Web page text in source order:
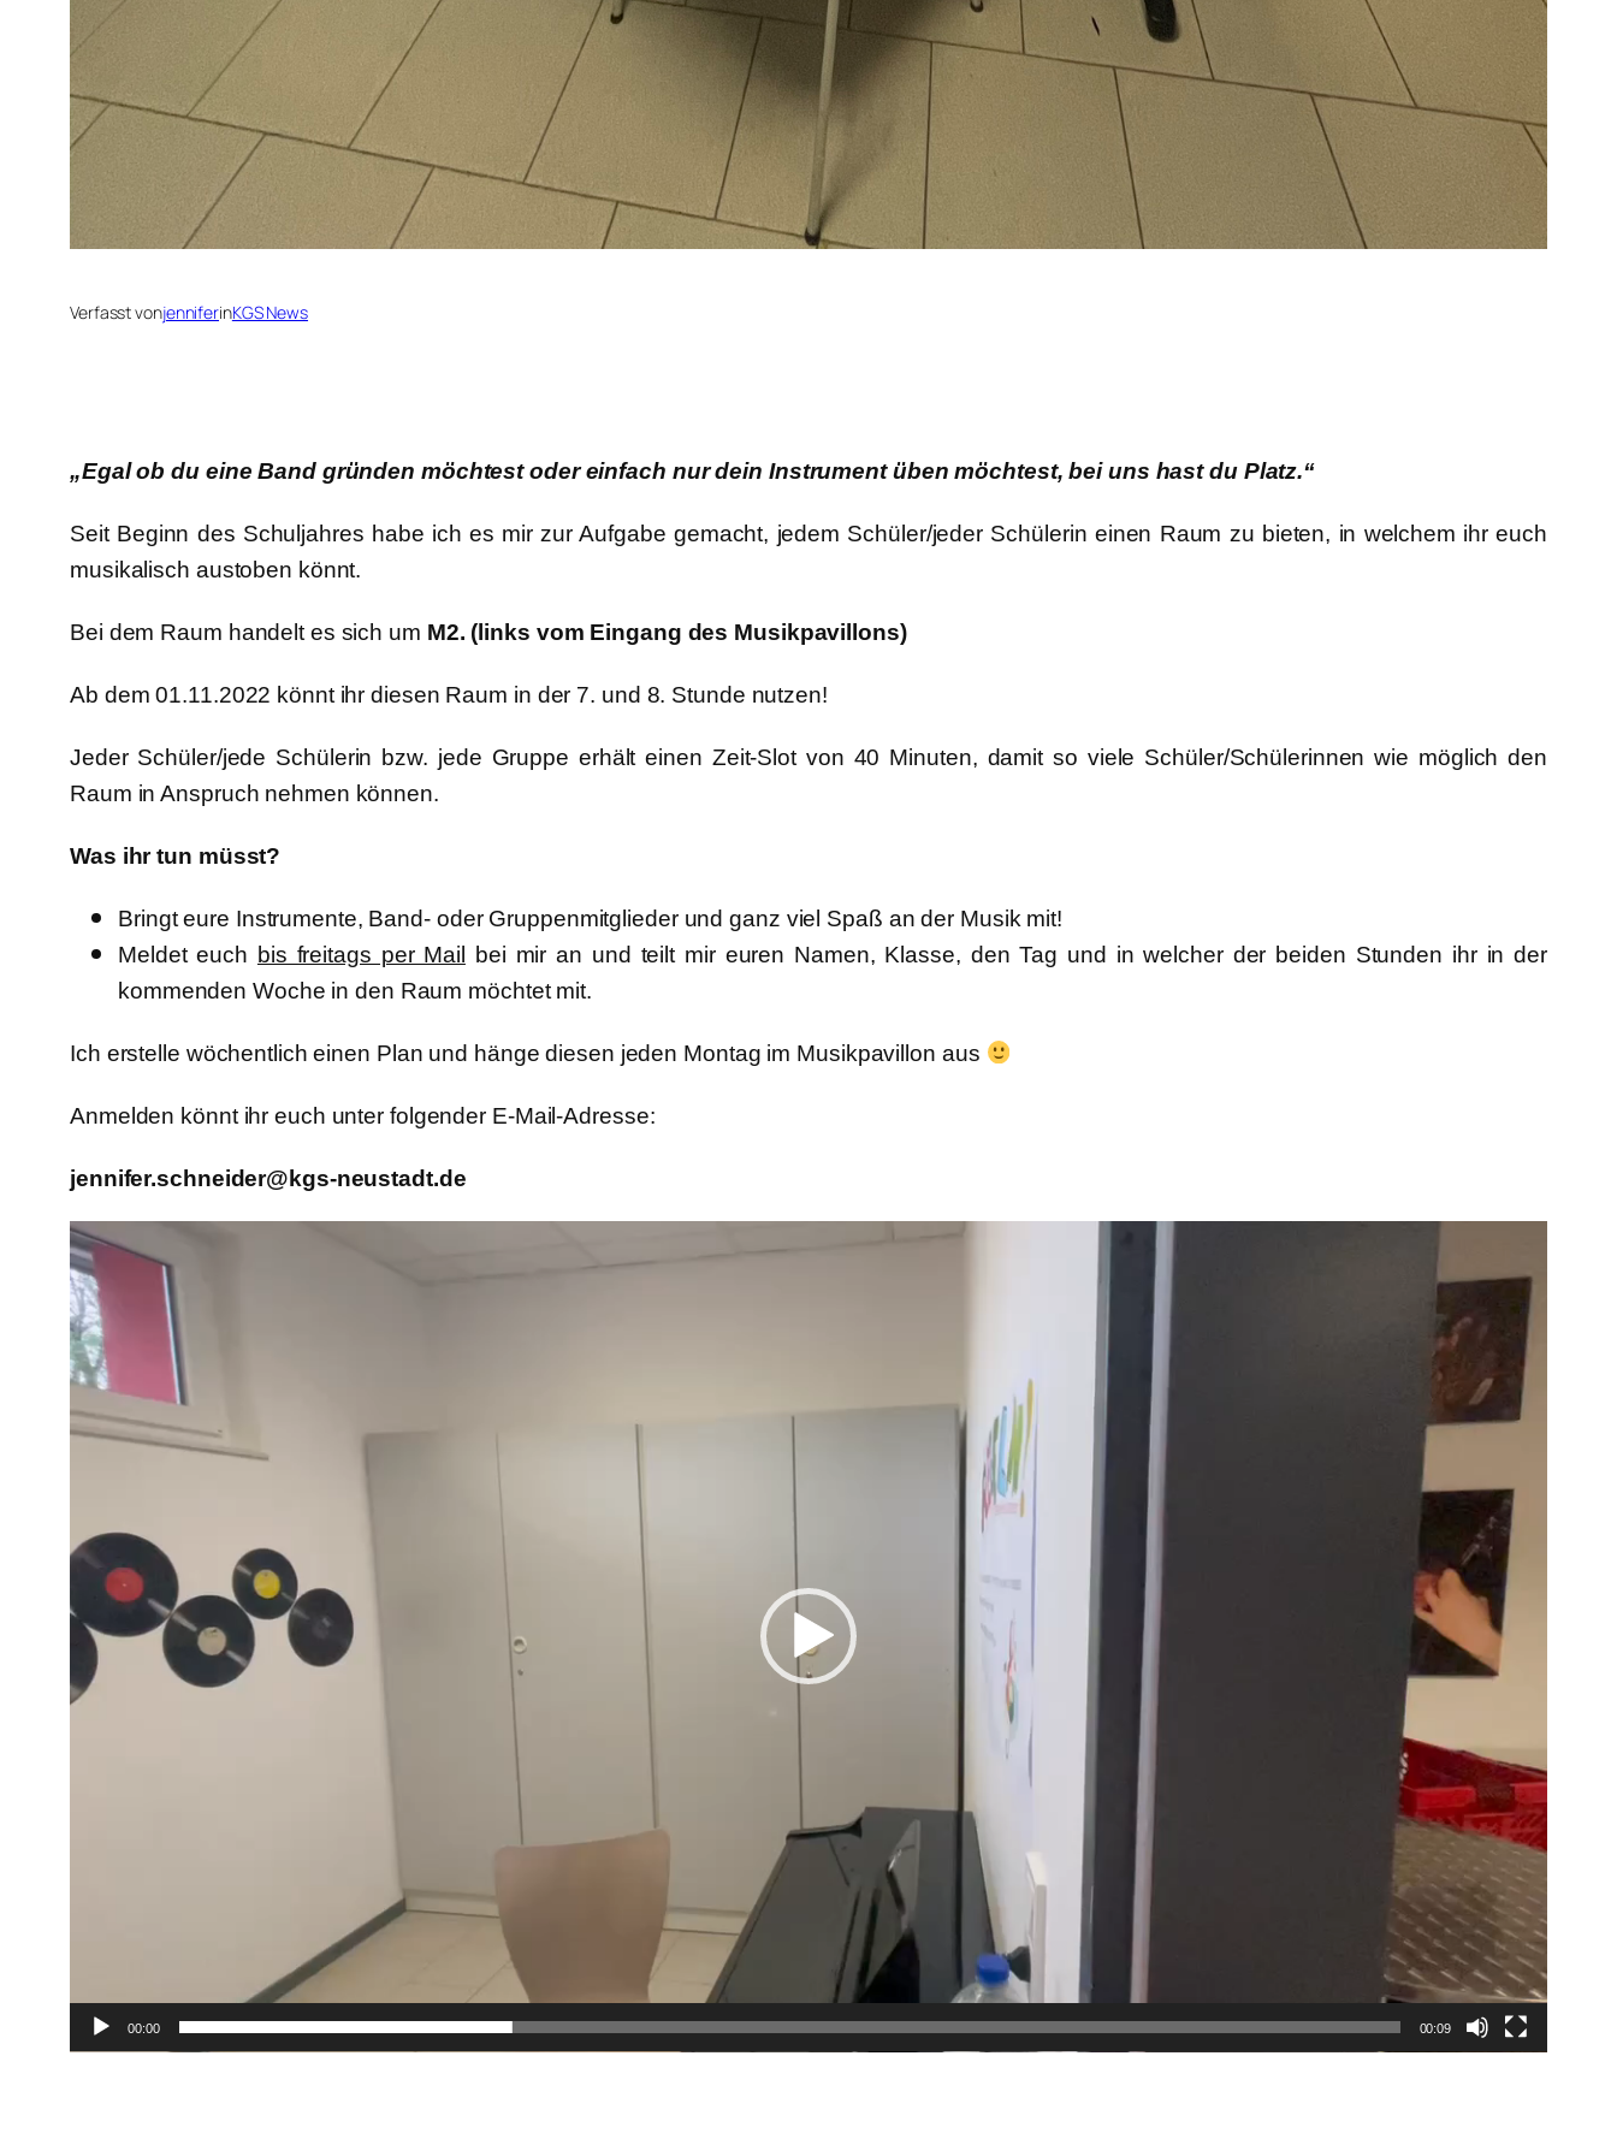
Verfasst vonjenniferinKGS News
„Egal ob du eine Band gründen möchtest oder einfach nur dein Instrument üben möchtest, bei uns hast du Platz.“
Seit Beginn des Schuljahres habe ich es mir zur Aufgabe gemacht, jedem Schüler/jeder Schülerin einen Raum zu bieten, in welchem ihr euch
musikalisch austoben könnt.
Bei dem Raum handelt es sich um M2. (links vom Eingang des Musikpavillons)
Ab dem 01.11.2022 könnt ihr diesen Raum in der 7. und 8. Stunde nutzen!
Jeder Schüler/jede Schülerin bzw. jede Gruppe erhält einen Zeit-Slot von 40 Minuten, damit so viele Schüler/Schülerinnen wie möglich den
Raum in Anspruch nehmen können.
Was ihr tun müsst?
Bringt eure Instrumente, Band- oder Gruppenmitglieder und ganz viel Spaß an der Musik mit!
Meldet euch bis freitags per Mail bei mir an und teilt mir euren Namen, Klasse, den Tag und in welcher der beiden Stunden ihr in der
kommenden Woche in den Raum möchtet mit.
Ich erstelle wöchentlich einen Plan und hänge diesen jeden Montag im Musikpavillon aus
Anmelden könnt ihr euch unter folgender E-Mail-Adresse:
jennifer.schneider@kgs-neustadt.de
Video-
Player
00:00 00:09